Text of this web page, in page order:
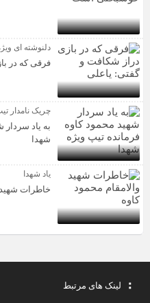
دلنوشته ای
فرقی که در
چریک نامدار
به یاد سردار
شهدا
یاد شهدا
خاطرات شهید
لینک های مرتبط